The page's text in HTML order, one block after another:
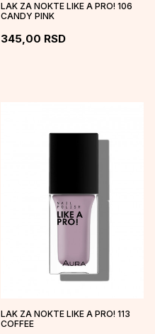
LAK ZA NOKTE LIKE A PRO! 106
CANDY PINK
345,00 RSD
LAK ZA NOKTE LIKE A PRO! 113
COFFEE